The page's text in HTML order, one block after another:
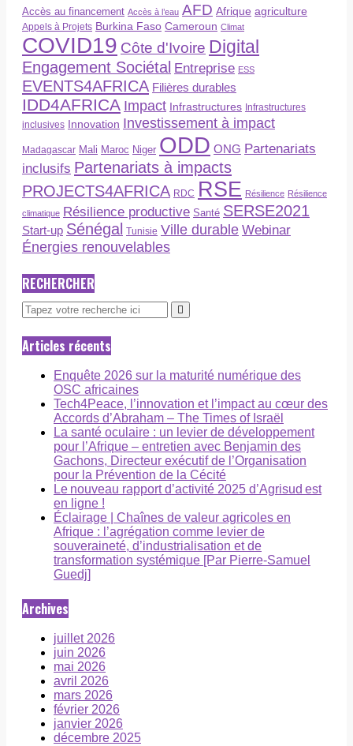
Accès au financement Accès à l’eau AFD Afrique agriculture
Appels à Projets Burkina Faso Cameroun Climat
COVID19 Côte d'Ivoire Digital
Engagement Sociétal Entreprise ESS
EVENTS4AFRICA Filières durables
IDD4AFRICA Impact Infrastructures Infrastructures
inclusives Innovation Investissement à impact
Madagascar Mali Maroc Niger ODD ONG Partenariats
inclusifs Partenariats à impacts
PROJECTS4AFRICA RDC RSE Résilience Résilience
climatique Résilience productive Santé SERSE2021
Start-up Sénégal Tunisie Ville durable Webinar
Énergies renouvelables
RECHERCHER
Articles récents
Enquête 2026 sur la maturité numérique des
OSC africaines
Tech4Peace, l’innovation et l’impact au cœur des
Accords d’Abraham – The Times of Israël
La santé oculaire : un levier de développement
pour l’Afrique – entretien avec Benjamin des
Gachons, Directeur exécutif de l’Organisation
pour la Prévention de la Cécité
Le nouveau rapport d’activité 2025 d’Agrisud est
en ligne !
Éclairage | Chaînes de valeur agricoles en
Afrique : l’agrégation comme levier de
souveraineté, d’industrialisation et de
transformation systémique [Par Pierre-Samuel
Guedj]
Archives
juillet 2026
juin 2026
mai 2026
avril 2026
mars 2026
février 2026
janvier 2026
décembre 2025